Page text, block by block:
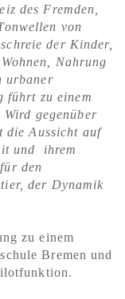
des Fremden,
von
der Kinder,
Nahrung
urbaner
führt zu einem
gegenüber
die Aussicht auf
und ihrem
den
der Dynamik
zu einem
Bremen und